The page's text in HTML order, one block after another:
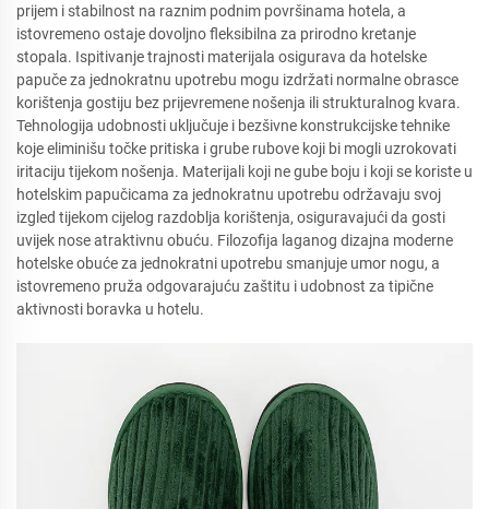
prijem i stabilnost na raznim podnim površinama hotela, a
istovremeno ostaje dovoljno fleksibilna za prirodno kretanje
stopala. Ispitivanje trajnosti materijala osigurava da hotelske
papuče za jednokratnu upotrebu mogu izdržati normalne obrasce
korištenja gostiju bez prijevremene nošenja ili strukturalnog kvara.
Tehnologija udobnosti uključuje i bezšivne konstrukcijske tehnike
koje eliminišu točke pritiska i grube rubove koji bi mogli uzrokovati
iritaciju tijekom nošenja. Materijali koji ne gube boju i koji se koriste u
hotelskim papučicama za jednokratnu upotrebu održavaju svoj
izgled tijekom cijelog razdoblja korištenja, osiguravajući da gosti
uvijek nose atraktivnu obuću. Filozofija laganog dizajna moderne
hotelske obuće za jednokratni upotrebu smanjuje umor nogu, a
istovremeno pruža odgovarajuću zaštitu i udobnost za tipične
aktivnosti boravka u hotelu.